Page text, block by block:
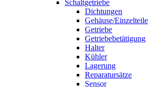
Schaltgetriebe
Dichtungen
Gehäuse/Einzelteile
Getriebe
Getriebebetätigung
Halter
Kühler
Lagerung
Reparatursätze
Sensor